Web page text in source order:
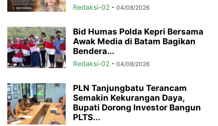
Redaksi-02 - 04/08/2026
Bid Humas Polda Kepri Bersama
Awak Media di Batam Bagikan
Bendera...
Redaksi-02 - 04/08/2026
PLN Tanjungbatu Terancam
Semakin Kekurangan Daya,
Bupati Dorong Investor Bangun
PLTS...